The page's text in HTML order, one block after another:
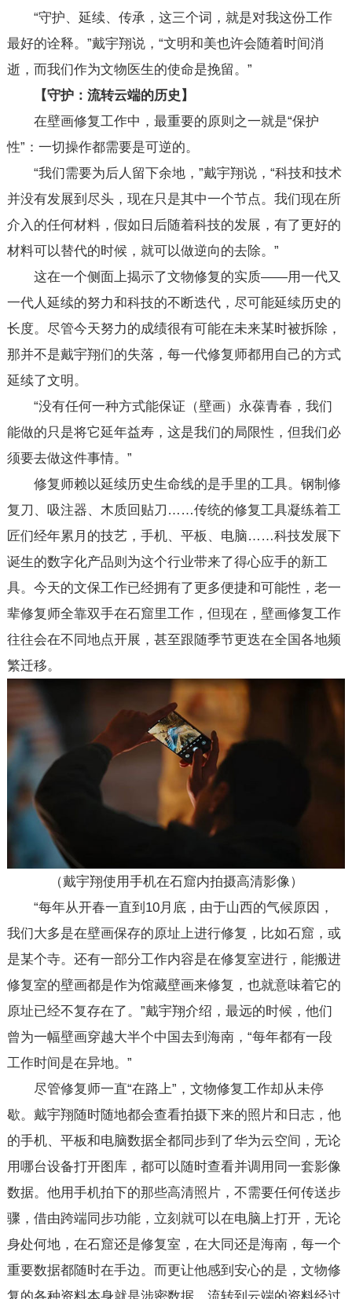
“守护、延续、传承，这三个词，就是对我这份工作
最好的诠释。”戴宇翔说，“文明和美也许会随着时间消
逝，而我们作为文物医生的使命是挽留。”
【守护：流转云端的历史】
在壁画修复工作中，最重要的原则之一就是“保护
性”：一切操作都需要是可逆的。
“我们需要为后人留下余地，”戴宇翔说，“科技和技术
并没有发展到尽头，现在只是其中一个节点。我们现在所
介入的任何材料，假如日后随着科技的发展，有了更好的
材料可以替代的时候，就可以做逆向的去除。”
这在一个侧面上揭示了文物修复的实质——用一代又
一代人延续的努力和科技的不断迭代，尽可能延续历史的
长度。尽管今天努力的成绩很有可能在未来某时被拆除，
那并不是戴宇翔们的失落，每一代修复师都用自己的方式
延续了文明。
“没有任何一种方式能保证（壁画）永葆青春，我们
能做的只是将它延年益寿，这是我们的局限性，但我们必
须要去做这件事情。”
修复师赖以延续历史生命线的是手里的工具。钢制修
复刀、吸注器、木质回贴刀……传统的修复工具凝练着工
匠们经年累月的技艺，手机、平板、电脑……科技发展下
诞生的数字化产品则为这个行业带来了得心应手的新工
具。今天的文保工作已经拥有了更多便捷和可能性，老一
辈修复师全靠双手在石窟里工作，但现在，壁画修复工作
往往会在不同地点开展，甚至跟随季节更迭在全国各地频
繁迁移。
（戴宇翔使用手机在石窟内拍摄高清影像）
“每年从开春一直到10月底，由于山西的气候原因，
我们大多是在壁画保存的原址上进行修复，比如石窟，或
是某个寺。还有一部分工作内容是在修复室进行，能搬进
修复室的壁画都是作为馆藏壁画来修复，也就意味着它的
原址已经不复存在了。”戴宇翔介绍，最远的时候，他们
曾为一幅壁画穿越大半个中国去到海南，“每年都有一段
工作时间是在异地。”
尽管修复师一直“在路上”，文物修复工作却从未停
歇。戴宇翔随时随地都会查看拍摄下来的照片和日志，他
的手机、平板和电脑数据全都同步到了华为云空间，无论
用哪台设备打开图库，都可以随时查看并调用同一套影像
数据。他用手机拍下的那些高清照片，不需要任何传送步
骤，借由跨端同步功能，立刻就可以在电脑上打开，无论
身处何地，在石窟还是修复室，在大同还是海南，每一个
重要数据都随时在手边。而更让他感到安心的是，文物修